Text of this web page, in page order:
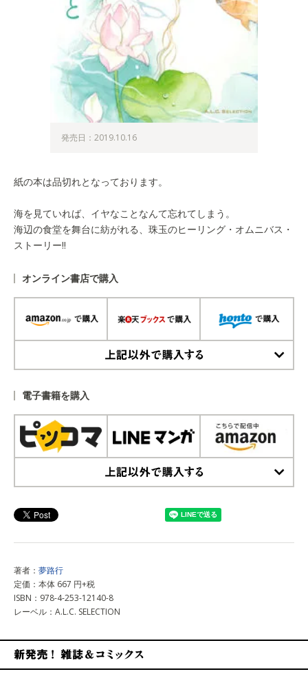
発売日：2019.10.16
紙の本は品切れとなっております。
海を見ていれば、イヤなことなんて忘れてしまう。
海辺の食堂を舞台に紡がれる、珠玉のヒーリング・オムニバス・
ストーリー!!
オンライン書店で購入
電子書籍を購入
著者： 夢路行
定価：本体 667 円+税
ISBN：978-4-253-12140-8
レーベル：A.L.C. SELECTION